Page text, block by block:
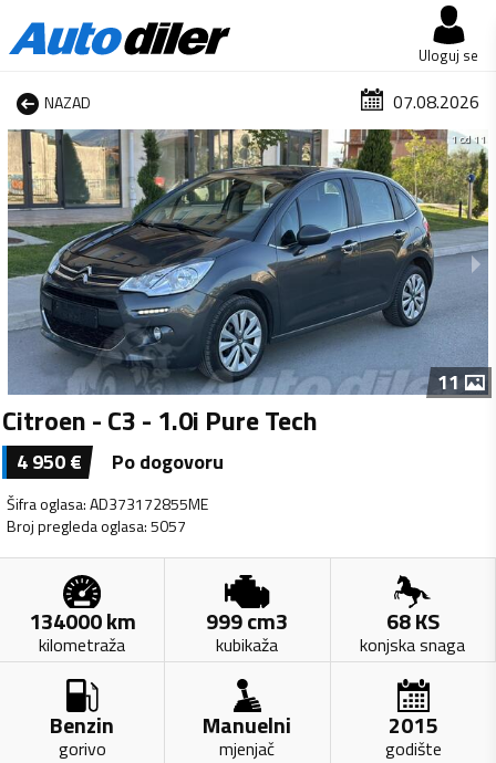
Uloguj se
NAZAD 07.08.2026
1 od 11
11
Citroen - C3 - 1.0i Pure Tech
4 950€ Po dogovoru
Šifra oglasa:AD373172855ME
Broj pregleda oglasa:5057
134000km
kilometraža
999cm3
kubikaža
68KS
konjska snaga
Benzin
gorivo
Manuelni
mjenjač
2015
godište